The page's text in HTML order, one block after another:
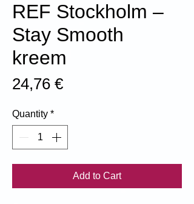
REF Stockholm –
Stay Smooth
kreem
24,76 €Price
Quantity *
Add to Cart